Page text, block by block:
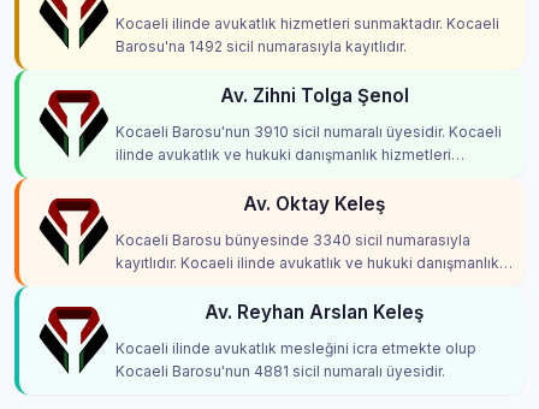
Kocaeli ilinde avukatlık hizmetleri sunmaktadır. Kocaeli
Barosu'na 1492 sicil numarasıyla kayıtlıdır.
Av. Zihni Tolga Şenol
Kocaeli Barosu'nun 3910 sicil numaralı üyesidir. Kocaeli
ilinde avukatlık ve hukuki danışmanlık hizmetleri
Av. Oktay Keleş
Kocaeli Barosu bünyesinde 3340 sicil numarasıyla
kayıtlıdır. Kocaeli ilinde avukatlık ve hukuki danışmanlık
Av. Reyhan Arslan Keleş
Kocaeli ilinde avukatlık mesleğini icra etmekte olup
Kocaeli Barosu'nun 4881 sicil numaralı üyesidir.